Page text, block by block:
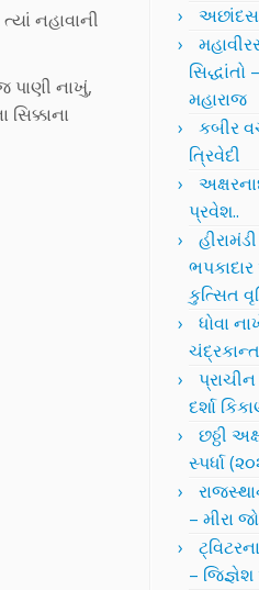
નહાવાની
પાણી નાખું,
અછાંદસ
મહારાજ
કબીર
ત્રિવેદી
પ્રવેશ..
કુત્સિત
ધોવા
દર્શા
છઠ્ઠી
સ્પર્ધા
– મીરા
–